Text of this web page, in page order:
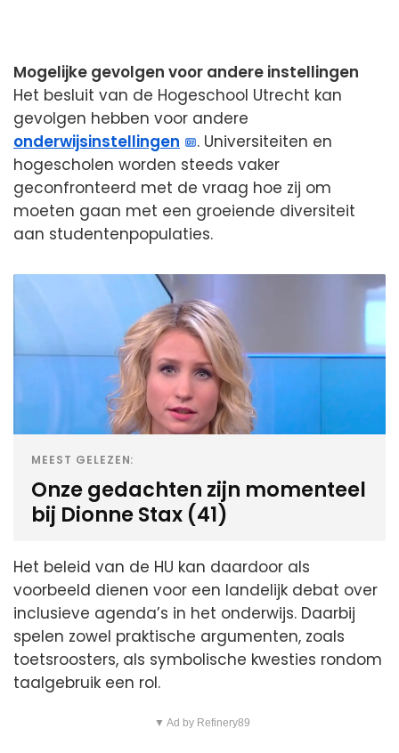
Mogelijke gevolgen voor andere instellingen
Het besluit van de Hogeschool Utrecht kan
gevolgen hebben voor andere
onderwijsinstellingen
. Universiteiten en
hogescholen worden steeds vaker
geconfronteerd met de vraag hoe zij om
moeten gaan met een groeiende diversiteit
aan studentenpopulaties.
MEEST GELEZEN:
Onze gedachten zijn momenteel
bij Dionne Stax (41)
Het beleid van de HU kan daardoor als
voorbeeld dienen voor een landelijk debat over
inclusieve agenda’s in het onderwijs. Daarbij
spelen zowel praktische argumenten, zoals
toetsroosters, als symbolische kwesties rondom
taalgebruik een rol.
▼ Ad by Refinery89